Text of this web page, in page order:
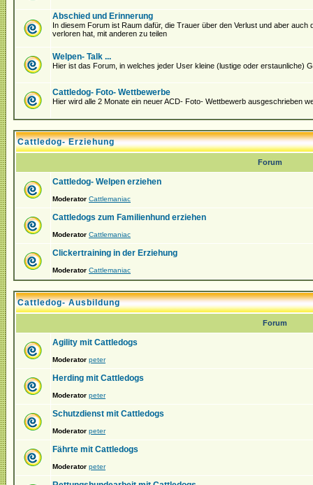
Abschied und Erinnerung
In diesem Forum ist Raum dafür, die Trauer über den Verlust und aber
verloren hat, mit anderen zu teilen
Welpen- Talk ...
Hier ist das Forum, in welches jeder User kleine (lustige oder erstaunliche)
Cattledog- Foto- Wettbewerbe
Hier wird alle 2 Monate ein neuer ACD- Foto- Wettbewerb ausgeschrieben
Cattledog- Erziehung
Forum
Cattledog- Welpen erziehen
Moderator Cattlemaniac
Cattledogs zum Familienhund erziehen
Moderator Cattlemaniac
Clickertraining in der Erziehung
Moderator Cattlemaniac
Cattledog- Ausbildung
Forum
Agility mit Cattledogs
Moderator peter
Herding mit Cattledogs
Moderator peter
Schutzdienst mit Cattledogs
Moderator peter
Fährte mit Cattledogs
Moderator peter